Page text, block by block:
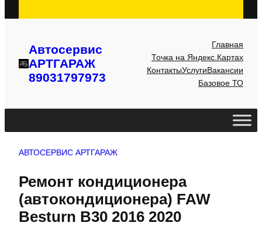
Автосервис
АРТГАРАЖ
89031797973
Главная
Точка на Яндекс.Картах
КонтактыУслугиВакансии
Базовое ТО
АВТОСЕРВИС АРТГАРАЖ
Ремонт кондиционера
(автокондиционера) FAW
Besturn B30 2016 2020